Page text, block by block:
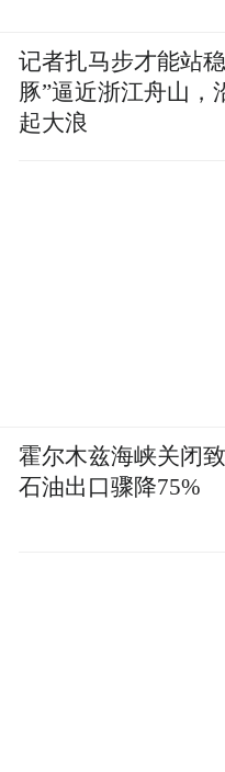
记者扎马步才能站
豚”逼近浙江舟山，
起大浪
霍尔木兹海峡关闭
石油出口骤降75%